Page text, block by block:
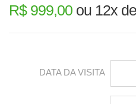
R$ 999,00 ou 12x
DATA DA VISITA